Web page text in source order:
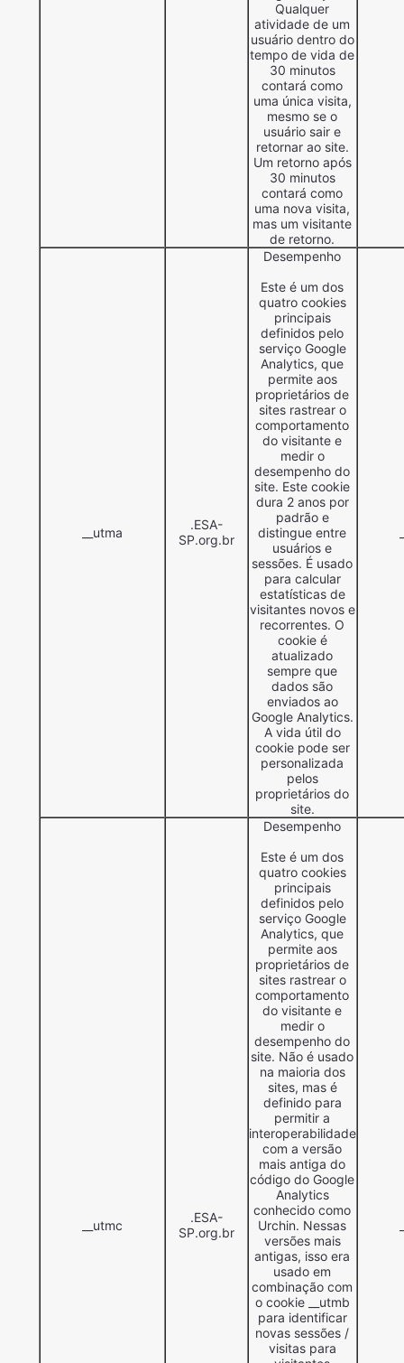
Qualquer
atividade de um
usuário dentro do
tempo de vida de
30 minutos
contará como
uma única visita,
mesmo se o
usuário sair e
retornar ao site.
Um retorno após
30 minutos
contará como
uma nova visita,
mas um visitante
de retorno.
__utma
.ESA-
SP.org.br
Desempenho
Este é um dos
quatro cookies
principais
definidos pelo
serviço Google
Analytics, que
permite aos
proprietários de
sites rastrear o
comportamento
do visitante e
medir o
desempenho do
site. Este cookie
dura 2 anos por
padrão e
distingue entre
usuários e
sessões. É usado
para calcular
estatísticas de
visitantes novos e
recorrentes. O
cookie é
atualizado
sempre que
dados são
enviados ao
Google Analytics.
A vida útil do
cookie pode ser
personalizada
pelos
proprietários do
site.
__utmc
.ESA-
SP.org.br
Desempenho
Este é um dos
quatro cookies
principais
definidos pelo
serviço Google
Analytics, que
permite aos
proprietários de
sites rastrear o
comportamento
do visitante e
medir o
desempenho do
site. Não é usado
na maioria dos
sites, mas é
definido para
permitir a
interoperabilidade
com a versão
mais antiga do
código do Google
Analytics
conhecido como
Urchin. Nessas
versões mais
antigas, isso era
usado em
combinação com
o cookie __utmb
para identificar
novas sessões /
visitas para